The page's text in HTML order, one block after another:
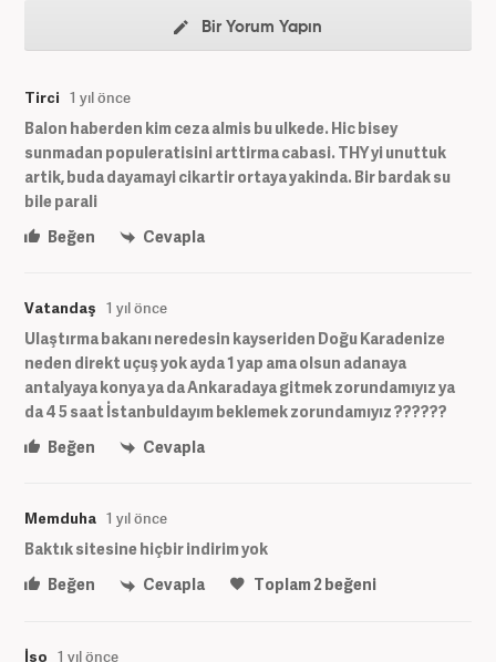
Bir Yorum Yapın
Tirci 1 yıl önce
Balon haberden kim ceza almis bu ulkede. Hic bisey
sunmadan populeratisini arttirma cabasi. THY yi unuttuk
artik, buda dayamayi cikartir ortaya yakinda. Bir bardak su
bile parali
Beğen
Cevapla
Vatandaş 1 yıl önce
Ulaştırma bakanı neredesin kayseriden Doğu Karadenize
neden direkt uçuş yok ayda 1 yap ama olsun adanaya
antalyaya konya ya da Ankaradaya gitmek zorundamıyız ya
da 4 5 saat İstanbuldayım beklemek zorundamıyız ??????
Beğen
Cevapla
Memduha 1 yıl önce
Baktık sitesine hiçbir indirim yok
Beğen
Cevapla Toplam2beğeni
İso 1 yıl önce